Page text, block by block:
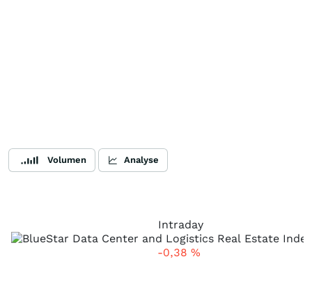
Volumen Analyse
Intraday
-0,38 %